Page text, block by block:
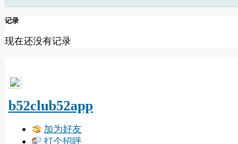
记录
现在还没有记录
b52club52app
加为好友
打个招呼